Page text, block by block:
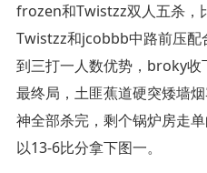
frozen和Twistzz双人五杀，
Twistzz和jcobbb中路前压
到三打一人数优势，broky收
最终局，土匪蕉道硬突矮墙
神全部杀完，剩个锅炉房走
以13-6比分拿下图一。